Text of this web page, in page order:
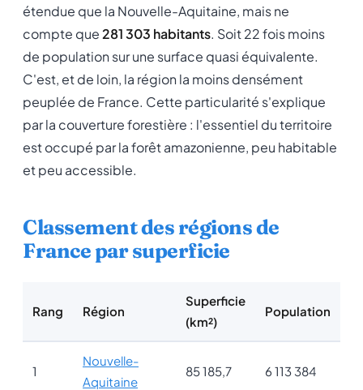
étendue que la Nouvelle-Aquitaine, mais ne
compte que281 303 habitants. Soit 22 fois moins
de population sur une surface quasi équivalente.
C'est, et de loin, la région la moins densément
peuplée de France. Cette particularité s'explique
par la couverture forestière : l'essentiel du territoire
est occupé par la forêt amazonienne, peu habitable
et peu accessible.
Classement des régions de
France par superficie
Rang Région
Superficie
(km²)
Population
1
Nouvelle-
Aquitaine
85 185,7 6 113 384